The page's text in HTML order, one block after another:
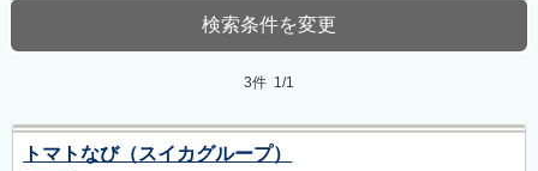
検索条件を変更
3件 1/1
トマトなび（スイカグループ）